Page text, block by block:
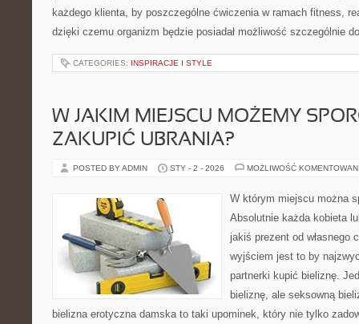
każdego klienta, by poszczególne ćwiczenia w ramach fitness,
dzięki czemu organizm będzie posiadał możliwość szczególnie
CATEGORIES: INSPIRACJE I STYLE
W JAKIM MIEJSCU MOŻEMY
ZAKUPIĆ UBRANIA?
POSTED BY ADMIN STY - 2 - 2026 MOŻLIWOŚĆ
W którym miejscu można
Absolutnie każda kobieta
jakiś prezent od własnego
wyjściem jest to by
partnerki kupić bieliznę.
bieliznę, ale seksowną
bielizna erotyczna damska to taki upominek, który nie tylko